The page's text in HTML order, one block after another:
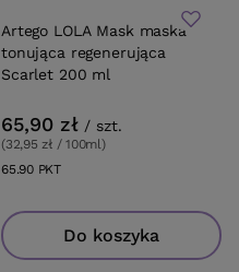
Artego LOLA Mask maska
tonująca regenerująca
Scarlet 200 ml
65,90 zł / szt.
(32,95 zł / 100ml)
65.90PKTpunktów
Do koszyka